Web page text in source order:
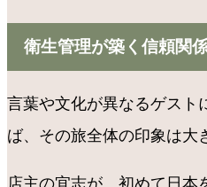
衛生管理が築く信頼関
言葉や文化が異なるゲスト
ば、その旅全体の印象は大